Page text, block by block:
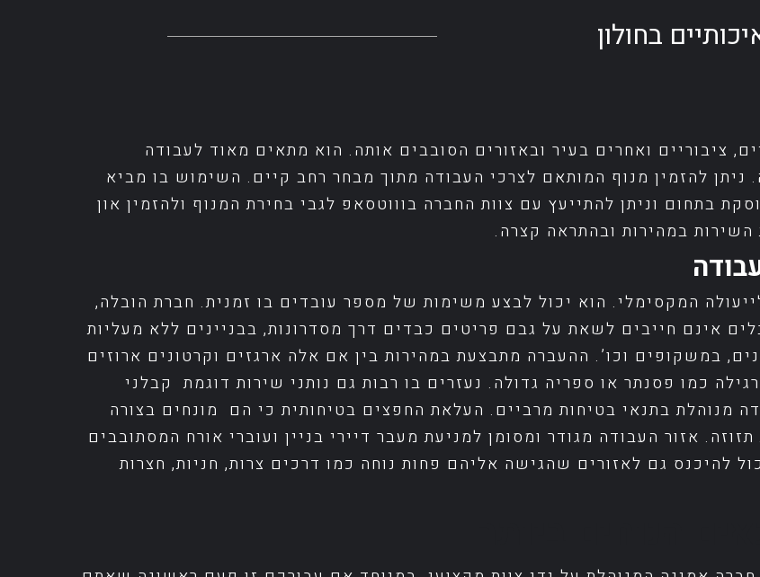
בחולון
ציבוריים ואחרים בעיר ובאזורים הסובבים אותה. הוא מתאים מאוד לעבודה
ניתן להזמין מנוף המותאם לצרכי העבודה מתוך מבחר רחב קיים. השימוש בו מביא
בתחום וניתן להתייעץ עם צוות החברה בוווטסאפ לגבי בחירת המנוף ולהזמין און
השירות במהירות ובהתראה קצרה.
המקסימלי. הוא יכול לבצע משימות של מספר עובדים בו זמנית. חברת הובלה,
אינם חייבים לשאת על גבם פריטים כבדים דרך מסדרונות, בבניינים ללא מעליות
במשקופים וכו’. ההעברה מתבצעת במהירות בין אם אלה ארגזים וקרטונים ארוזים
כמו פסנתר או ספריה גדולה. נעזרים בו רבות גם נותני שירות דוגמת קבלני
מנוהלת בתנאי בטיחות מרביים. העלאת החפצים בטיחותית כי הם מונחים בצורה
אזור העבודה מגודר ומסומן למניעת מעבר דיירי בניין ועוברי אורח המסתובבים
להיכנס גם לאזורים שהגישה אליהם פחות נוחה כמו דרכים צרות, חניות, חצרות